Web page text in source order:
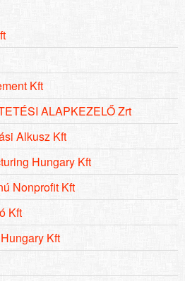
Kft
ALAPKEZELŐ Zrt
Alkusz Kft
Hungary Kft
Nonprofit Kft
Kft
Kft